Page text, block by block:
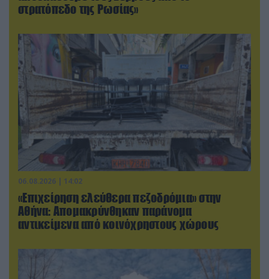
στρατόπεδο της Ρωσίας»
06.08.2026 | 14:02
«Επιχείρηση ελεύθερα πεζοδρόμια» στην
Αθήνα: Απομακρύνθηκαν παράνομα
αντικείμενα από κοινόχρηστους χώρους